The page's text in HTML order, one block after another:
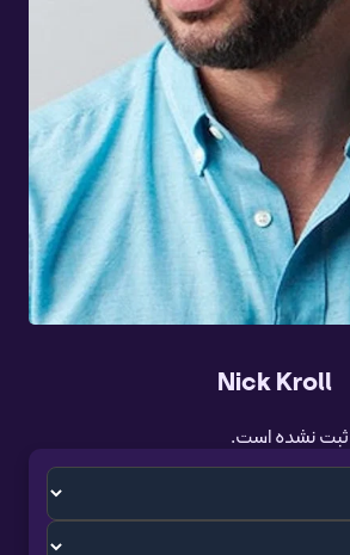
Nick Kroll
ثبت نشده است.